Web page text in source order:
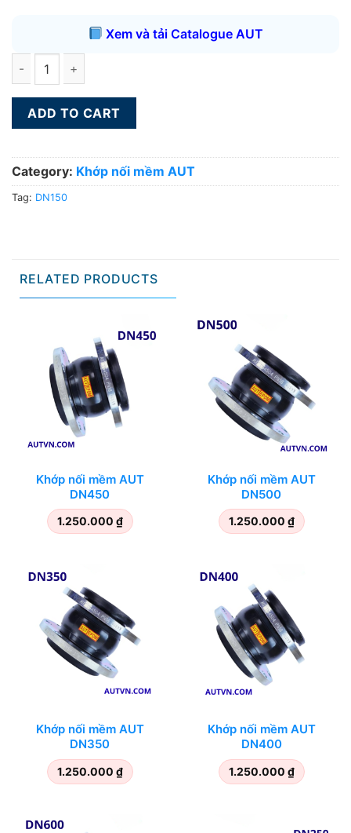
Xem và tải Catalogue AUT
ADD TO CART
Category: Khớp nối mềm AUT
Tag: DN150
RELATED PRODUCTS
Khớp nối mềm AUT
DN450
1.250.000 ₫
Khớp nối mềm AUT
DN500
1.250.000 ₫
Khớp nối mềm AUT
DN350
1.250.000 ₫
Khớp nối mềm AUT
DN400
1.250.000 ₫